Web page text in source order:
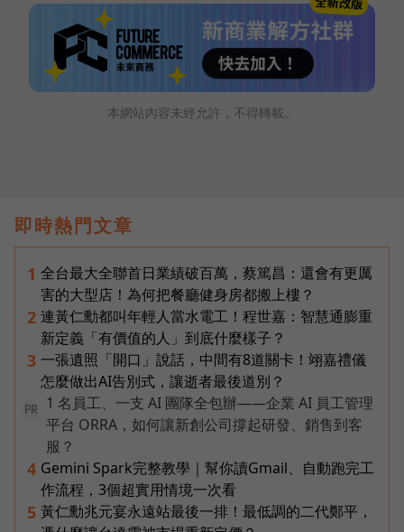
本網站內容未經允許，不得轉載。
即時熱門文章
1 全台最大全聯首日業績破百萬，蔡篤昌：還會有更厲
害的大型店！為何把餐廳健身房都搬上樓？
2 連黃仁勳都叫年輕人當水電工！程世嘉：智慧通膨重
新定義「有價值的人」到底什麼樣子？
3 一張遺照「開口」說話，中間有8道關卡！翊嘉禮儀
怎麼做出AI告別式，讓逝者最後道別？
PR
1 名員工、一支 AI 團隊全包辦——企業 AI 員工管理
平台 ORRA，如何讓新創公司撐起研發、銷售到客
服？
4 Gemini Spark完整教學｜幫你讀Gmail、自動跑完工
作流程，3個超實用情境一次看
5 黃仁勳兆元宴永遠站最後一排！最低調的二代鄭平，